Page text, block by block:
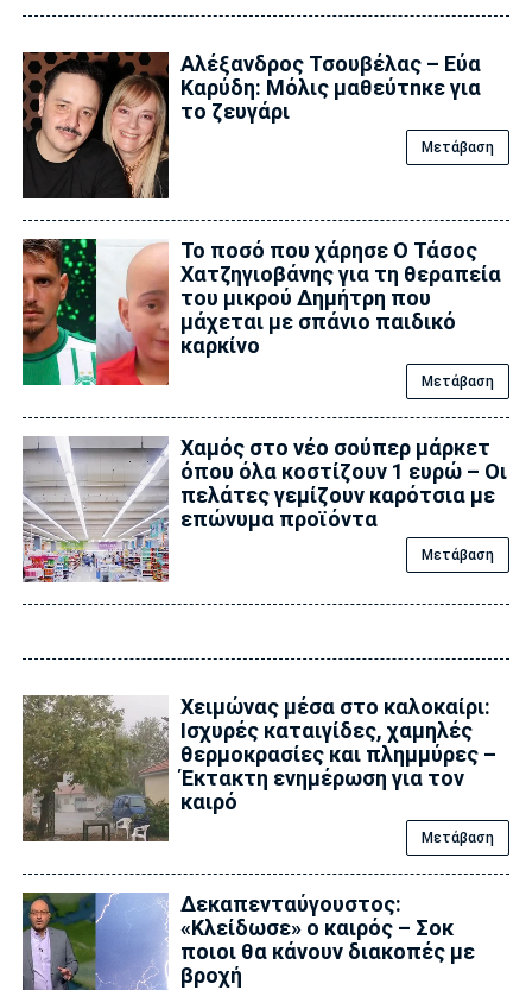
Αλέξανδρος Τσουβέλας – Εύα
Καρύδη: Μόλις μαθεύτnκε για
το ζευγάρι
Μετάβαση
Το ποσό που χάρησε Ο Τάσος
Χατζηγιοβάνης για τη θεραπεία
του μικρού Δημήτρη που
μάχεται με σπάνιο παιδικό
καρκίνο
Μετάβαση
Χαμός στο νέο σούπερ μάρκετ
όπου όλα κοστίζουν 1 ευρώ – Οι
πελάτες γεμίζουν καρότσια με
επώνυμα προϊόντα
Μετάβαση
Χειμώνας μέσα στο καλοκαίρι:
Ισχυρές καταιγίδες, χαμηλές
θερμοκρασίες και πλημμύρες –
Έκτακτη ενημέρωση για τον
καιρό
Μετάβαση
Δεκαπενταύγουστος:
«Κλείδωσε» ο καιρός – Σoκ
ποιοι θα κάνουν διακοπές με
βροχή